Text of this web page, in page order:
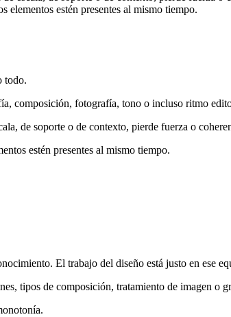
elementos estén presentes al mismo tiempo.
todo.
composición, fotografía, tono o incluso ritmo
de soporte o de contexto, pierde fuerza o
estén presentes al mismo tiempo.
El trabajo del diseño está justo en ese
tipos de composición, tratamiento de imagen o